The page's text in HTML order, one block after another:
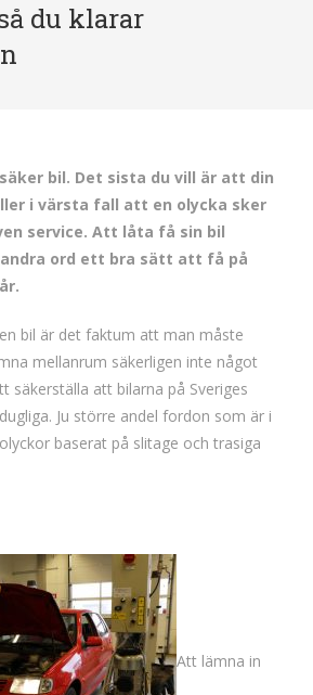
du klarar
bil. Det sista du vill är att din
i värsta fall att en olycka sker
service. Att låta få sin bil
ord ett bra sätt att få på
bil är det faktum att man måste
mellanrum säkerligen inte något
säkerställa att bilarna på Sveriges
Ju större andel fordon som är i
baserat på slitage och trasiga
Att lämna in